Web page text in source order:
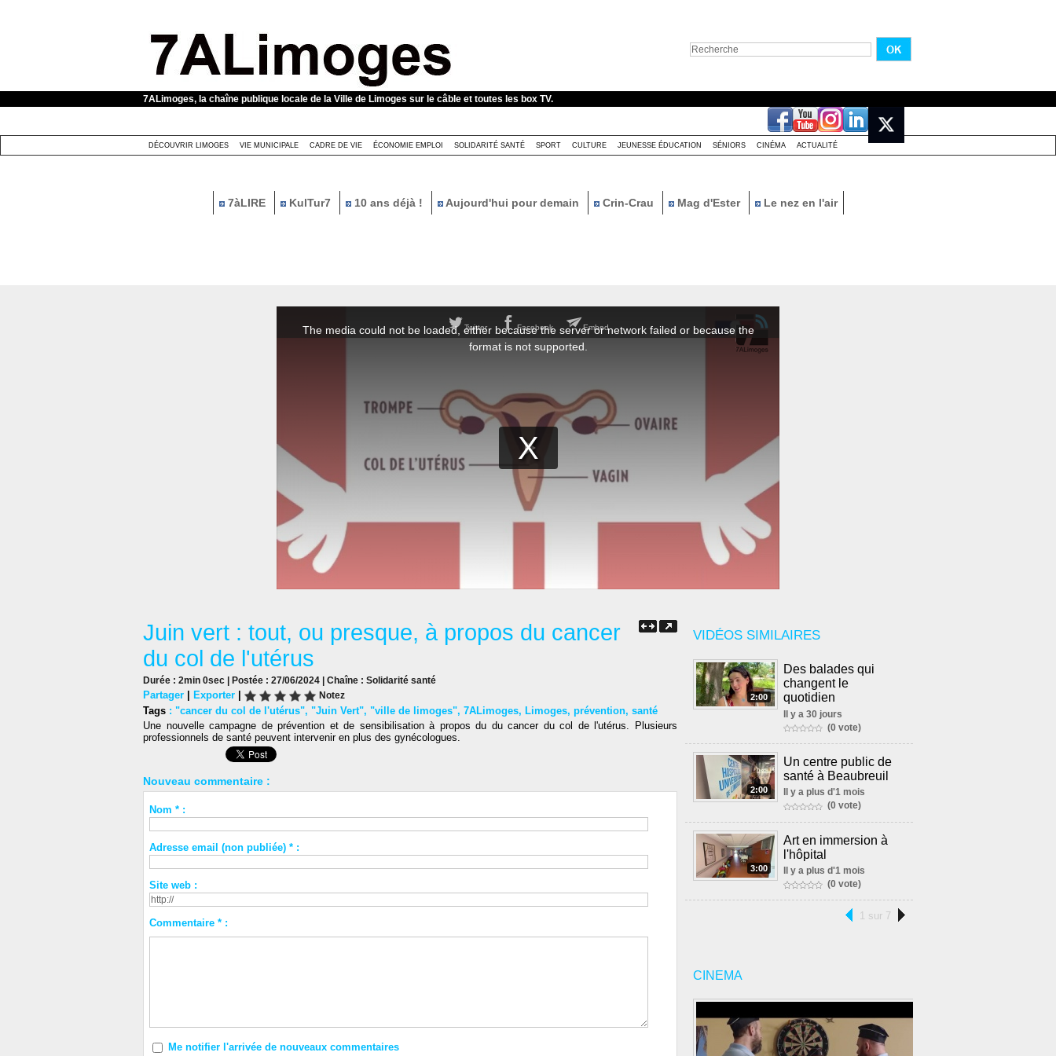
7ALimoges, la chaîne publique locale de la Ville de Limoges sur le câble et toutes les box TV.
DÉCOUVRIR LIMOGES VIE MUNICIPALE CADRE DE VIE ÉCONOMIE EMPLOI SOLIDARITÉ SANTÉ SPORT CULTURE JEUNESSE ÉDUCATION SÉNIORS CINÉMA ACTUALITÉ
7àLIRE KulTur7 10 ans déjà ! Aujourd'hui pour demain Crin-Crau Mag d'Ester Le nez en l'air
VIDÉOS SIMILAIRES
2:00
Des balades qui
changent le
quotidien
Il y a 30 jours
(0 vote)
2:00
Un centre public de
santé à Beaubreuil
Il y a plus d'1 mois
(0 vote)
3:00
Art en immersion à
l'hôpital
Il y a plus d'1 mois
(0 vote)
1 sur 7
CINEMA
Juin vert : tout, ou presque, à propos du cancer
du col de l'utérus
Durée : 2min 0sec | Postée : 27/06/2024 | Chaîne : Solidarité santé
Partager | Exporter | Notez
Tags : "cancer du col de l'utérus", "Juin Vert", "ville de limoges", 7ALimoges, Limoges, prévention, santé
Une nouvelle campagne de prévention et de sensibilisation à propos du du cancer du col de l'utérus. Plusieurs
professionnels de santé peuvent intervenir en plus des gynécologues.
Nouveau commentaire :
Nom * :
Adresse email (non publiée) * :
Site web :
Commentaire * :
Me notifier l'arrivée de nouveaux commentaires